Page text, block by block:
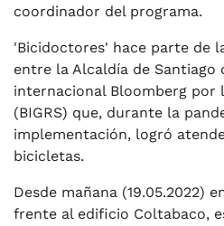
coordinador del programa.
'Bicidoctores' hace parte de
entre la Alcaldía de Santiago
internacional Bloomberg por
(BIGRS) que, durante la
implementación, logró
bicicletas.
Desde mañana (19.05.2022)
frente al edificio Coltabaco,